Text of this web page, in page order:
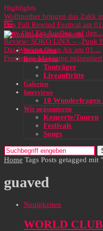
Highlights
Wolfmother bringen das Zakk
Das Full Rewind Festival am
Party On! Ein Ausflug auf den...
Review: SOKO LiNX – „Punk
Das Wacken Open Air am 01....
Frontstage Magazine
Neuigkeiten
Rezensionen
Tonträger
Liveauftritte
Galerien
Interviews
10
Wir präsentieren
Konzerte/Touren
Festivals
Songs
Home Tags Posts getagged mit
guaved
Neuigkeiten
WORLD